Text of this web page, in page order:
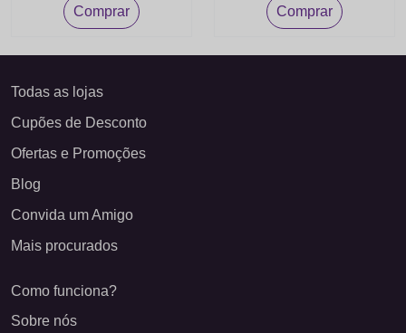
Comprar Comprar
Todas as lojas
Cupões de Desconto
Ofertas e Promoções
Blog
Convida um Amigo
Mais procurados
Como funciona?
Sobre nós